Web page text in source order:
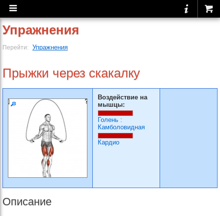
Упражнения
Перейти: Упражнения
Прыжки через скакалку
Воздействие на
мышцы:
Голень :
Камболовидная
Кардио
Описание